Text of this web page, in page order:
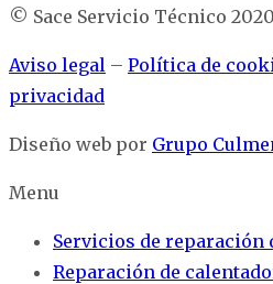
© Sace Servicio Técnico 2020
Aviso legal – Política de
privacidad
Diseño web por Grupo
Menu
Servicios de reparación
Reparación de